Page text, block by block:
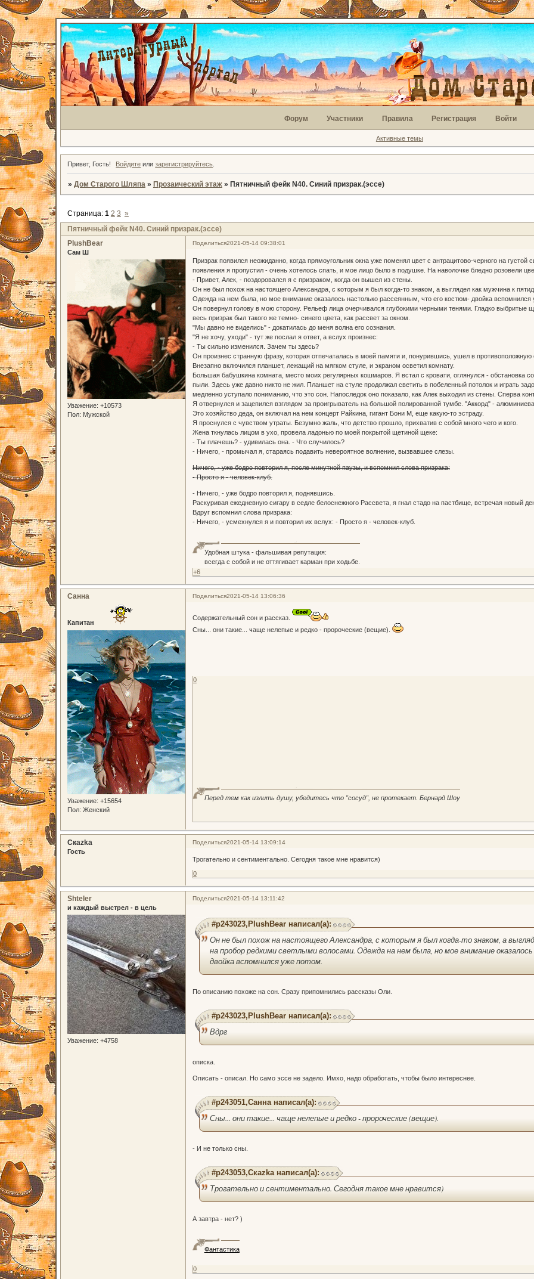
Форум Участники Правила Регистрация Войти
Активные темы
Привет, Гость! Войдите илизарегистрируйтесь
» Дом Старого Шляпа » Прозаический этаж » Пятничный фейк N40. Синий призрак.(эссе)
Пятничный фейк N40. Синий призрак.(эссе)
Страница: 1 2 3 »
Поделиться2021-05-14 09:38:01
PlushBear
Сам Ш
Уважение: +10573
Пол: Мужской
Призрак появился неожиданно, когда прямоугольник окна уже поменял цвет с антрацитово-черного на
появления я пропустил - очень хотелось спать, и мое лицо было в подушке. На наволочке бледно розовели
- Привет, Алек, - поздоровался я с призраком, когда он вышел из стены.
Он не был похож на настоящего Александра, с которым я был когда-то знаком, а выглядел как мужчина к
Одежда на нем была, но мое внимание оказалось настолько рассеянным, что его костюм- двойка вспомнился
Он повернул голову в мою сторону. Рельеф лица очерчивался глубокими черными тенями. Гладко выбритые
весь призрак был такого же темно- синего цвета, как рассвет за окном.
"Мы давно не виделись" - докатилась до меня волна его сознания.
"Я не хочу, уходи" - тут же послал я ответ, а вслух произнес:
- Ты сильно изменился. Зачем ты здесь?
Он произнес странную фразу, которая отпечаталась в моей памяти и, понурившись, ушел в противоположную
Внезапно включился планшет, лежащий на мягком стуле, и экраном осветил комнату.
Большая бабушкина комната, место моих регулярных кошмаров. Я встал с кровати, оглянулся - обстановка
пыли. Здесь уже давно никто не жил. Планшет на стуле продолжал светить в побеленный потолок и играть
медленно уступало пониманию, что это сон. Напоследок оно показало, как Алек выходил из стены. Сперва
Я отвернулся и зацепился взглядом за проигрыватель на большой полированной тумбе. "Аккорд" -
Это хозяйство деда, он включал на нем концерт Райкина, гигант Бони М, еще какую-то эстраду.
Я проснулся с чувством утраты. Безумно жаль, что детство прошло, прихватив с собой много чего и кого.
Жена ткнулась лицом в ухо, провела ладонью по моей покрытой щетиной щеке:
- Ты плачешь? - удивилась она. - Что случилось?
- Ничего, - промычал я, стараясь подавить невероятное волнение, вызвавшее слезы.
Ничего, - уже бодро повторил я, после минутной паузы, и вспомнил слова призрака:
- Просто я - человек-клуб.
- Ничего, - уже бодро повторил я, поднявшись.
Раскуривая ежедневную сигару в седле белоснежного Рассвета, я гнал стадо на пастбище, встречая новый
Вдруг вспомнил слова призрака:
- Ничего, - усмехнулся я и повторил их вслух: - Просто я - человек-клуб.
Удобная штука - фальшивая репутация:
всегда с собой и не оттягивает карман при ходьбе.
+6
Поделиться2021-05-14 13:06:36
Санна
Капитан
Уважение: +15654
Пол: Женский
Содержательный сон и рассказ.
Сны... они такие... чаще нелепые и редко - пророческие (вещие).
Перед тем как излить душу, убедитесь что "сосуд", не протекает. Бернард Шоу
0
Поделиться2021-05-14 13:09:14
Скаzka
Гость
Трогательно и сентиментально. Сегодня такое мне нравится)
0
Поделиться2021-05-14 13:11:42
Shteler
и каждый выстрел - в цель
Уважение: +4758
#p243023,PlushBear написал(а):
Он не был похож на настоящего Александра, с которым я был когда-то знаком, а
на пробор редкими светлыми волосами. Одежда на нем была, но мое внимание
двойка вспомнился уже потом.
По описанию похоже на сон. Сразу припомнились рассказы Оли.
#p243023,PlushBear написал(а):
Вдрг
описка.
Описать - описал. Но само эссе не задело. Имхо, надо обработать, чтобы было интереснее.
#p243051,Санна написал(а):
Сны... они такие... чаще нелепые и редко - пророческие (вещие).
- И не только сны.
#p243053,Скаzka написал(а):
Трогательно и сентиментально. Сегодня такое мне нравится)
А завтра - нет? )
Фантастика
0